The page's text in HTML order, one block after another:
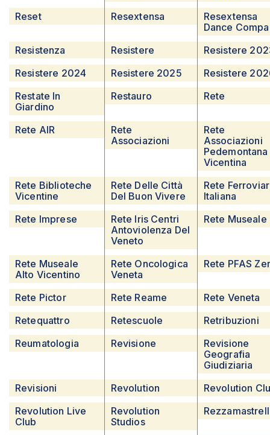
Reset
Resextensa
Resextensa
Dance
Resistenza
Resistere
Resistere
Resistere 2024
Resistere 2025
Resistere
Restate In
Giardino
Restauro Rete
Rete AIR
Rete
Associazioni
Rete
Associazioni
Pedemontana
Vicentina
Rete Biblioteche
Vicentine
Rete Delle Città
Del Buon Vivere
Rete
Italiana
Rete Imprese
Rete Iris Centri
Antoviolenza Del
Veneto
Rete Museale
Rete Museale
Alto Vicentino
Rete Oncologica
Veneta
Rete PFAS
Rete Pictor Rete Reame
Rete Veneta
Retequattro
Retescuole
Retribuzioni
Reumatologia
Revisione
Revisione
Geografia
Giudiziaria
Revisioni
Revolution
Revolution
Revolution Live
Club
Revolution
Studios